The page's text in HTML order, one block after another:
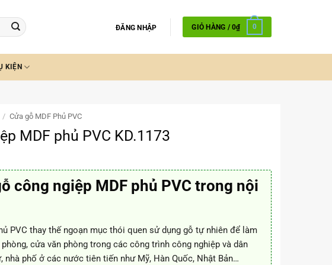
ĐĂNG NHẬP GIỎ HÀNG /0₫ 0
KIỆN
/ Cửa gỗ MDF Phủ PVC
MDF phủ PVC KD.1173
công ngiệp MDF phủ PVC trong nội
PVC thay thế ngoạn mục thói quen sử dụng gỗ tự nhiên để làm
cửa văn phòng trong các công trình công nghiệp và dân
nhà phố ở các nước tiên tiến như Mỹ, Hàn Quốc, Nhật Bản…